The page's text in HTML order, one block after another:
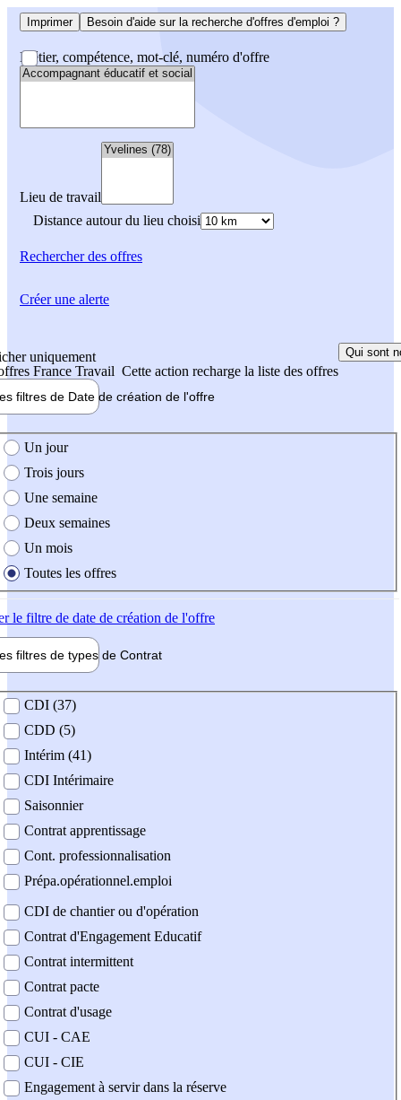
Imprimer Besoin d'aide sur la recherche d'offres d'emploi ?
Métier, compétence, mot-clé, numéro d'offre
Lieu de travail
Distance autour du lieu choisi
Rechercherdes offres
uniquement
France Travail Cette action recharge la liste des offres
Qui sont
filtres de Date de création de l'offre
création de l'offre
Un jour
Trois jours
Une semaine
Deux semaines
Un mois
Toutes les offres
le filtre de date de création de l'offre
filtres de types de Contrat
contrat
CDI (37)
CDD (5)
Intérim (41)
CDI Intérimaire
Saisonnier
Contrat apprentissage
Cont. professionnalisation
Prépa.opérationnel.emploi
CDI de chantier ou d'opération
Contrat d'Engagement Educatif
Contrat intermittent
Contrat pacte
Contrat d'usage
CUI - CAE
CUI - CIE
Engagement à servir dans la réserve
Créer une alerte